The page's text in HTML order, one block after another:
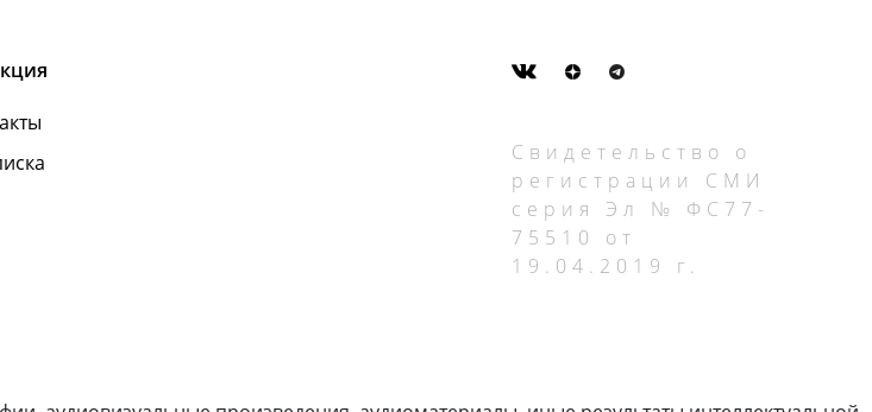
Свидетельство о
регистрации СМИ
серия Эл № ФС77-
75510 от
19.04.2019 г.